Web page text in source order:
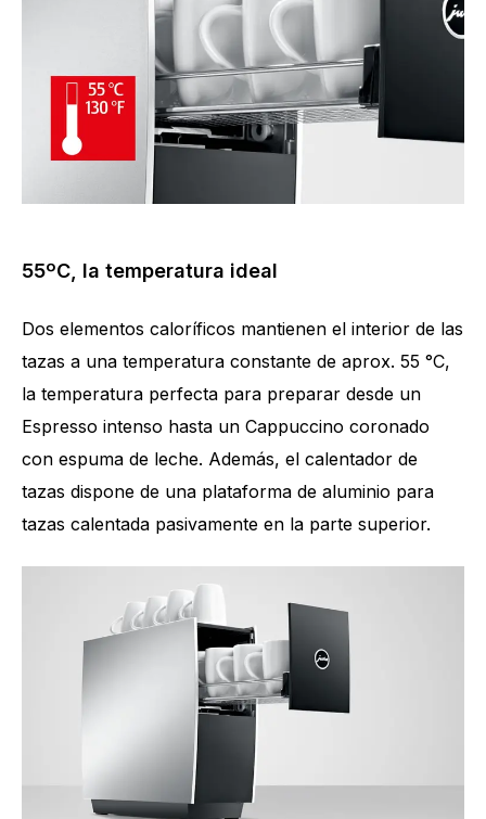
55ºC, la temperatura ideal
Dos elementos caloríficos mantienen el interior de las
tazas a una temperatura constante de aprox. 55 °C,
la temperatura perfecta para preparar desde un
Espresso intenso hasta un Cappuccino coronado
con espuma de leche. Además, el calentador de
tazas dispone de una plataforma de aluminio para
tazas calentada pasivamente en la parte superior.